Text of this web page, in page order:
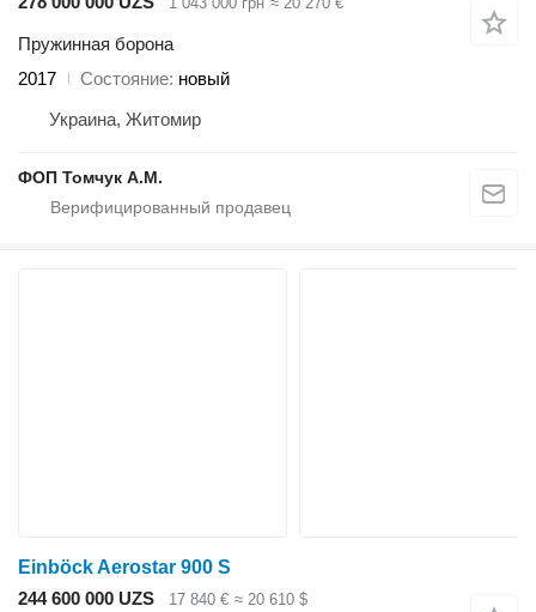
Пружинная борона
2017
Состояние новый
Украина, Житомир
ФОП Томчук А.М.
Einböck Aerostar 900 S
244 600 000 UZS
17 840 € ≈ 20 610 $